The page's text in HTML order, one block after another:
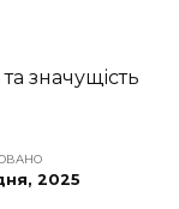
2025